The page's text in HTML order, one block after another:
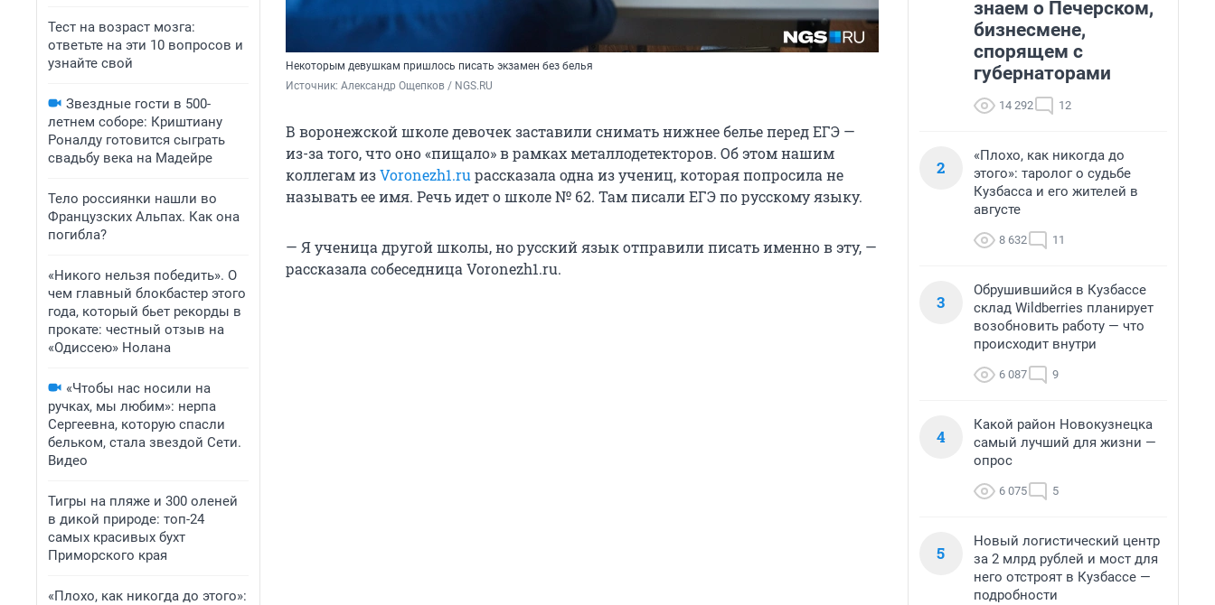
Тест на возраст мозга:
ответьте на эти 10 вопросов и
узнайте свой
Звездные гости в 500-
летнем соборе: Криштиану
Роналду готовится сыграть
свадьбу века на Мадейре
Тело россиянки нашли во
Французских Альпах. Как она
погибла?
«Никого нельзя победить». О
чем главный блокбастер этого
года, который бьет рекорды в
прокате: честный отзыв на
«Одиссею» Нолана
«Чтобы нас носили на
ручках, мы любим»: нерпа
Сергеевна, которую спасли
бельком, стала звездой Сети.
Видео
Тигры на пляже и 300 оленей
в дикой природе: топ-24
самых красивых бухт
Приморского края
«Плохо, как никогда до этого»:
Некоторым девушкам пришлось писать экзамен без белья
Источник: Александр Ощепков / NGS.RU
В воронежской школе девочек заставили снимать нижнее белье перед ЕГЭ —
из-за того, что оно «пищало» в рамках металлодетекторов. Об этом нашим
коллегам изVoronezh1.ru рассказала одна из учениц, которая попросила не
называть ее имя. Речь идет о школе № 62. Там писали ЕГЭ по русскому языку.
— Я ученица другой школы, но русский язык отправили писать именно в эту, —
рассказала собеседница Voronezh1.ru.
знаем о Печерском,
бизнесмене,
спорящем с
губернаторами
14 292 12
2
«Плохо, как никогда до
этого»: таролог о судьбе
Кузбасса и его жителей в
августе
8 632 11
3
Обрушившийся в Кузбассе
склад Wildberries планирует
возобновить работу — что
происходит внутри
6 087 9
4
Какой район Новокузнецка
самый лучший для жизни —
опрос
6 075 5
5
Новый логистический центр
за 2 млрд рублей и мост для
него отстроят в Кузбассе —
подробности